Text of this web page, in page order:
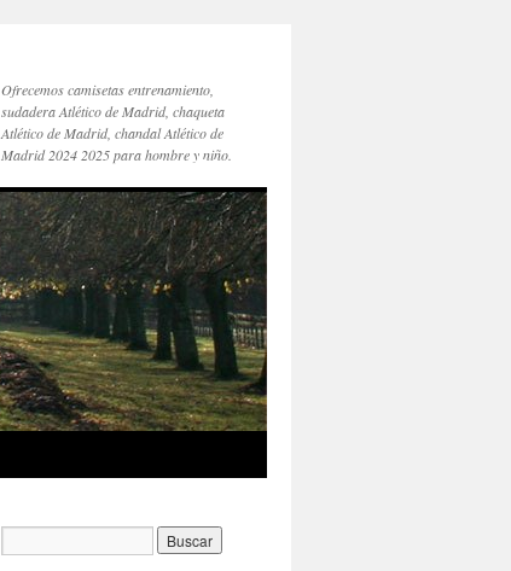
Ofrecemos camisetas entrenamiento,
sudadera Atlético de Madrid, chaqueta
Atlético de Madrid, chandal Atlético de
Madrid 2024 2025 para hombre y niño.